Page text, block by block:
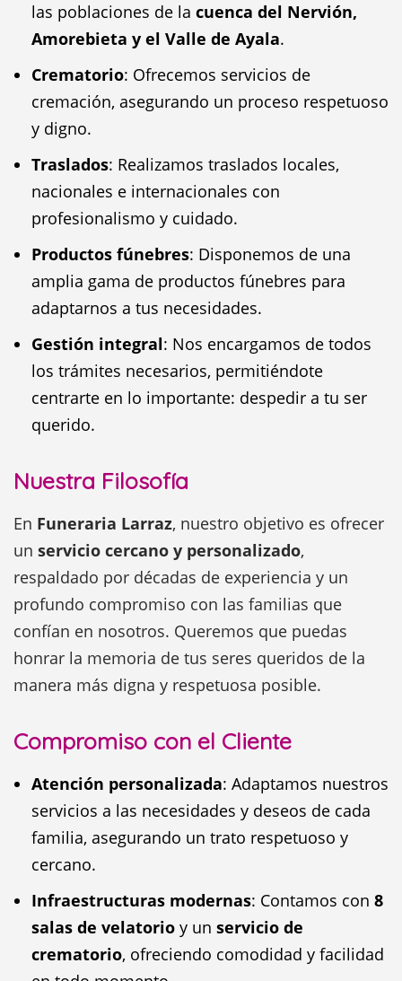
las poblaciones de la cuenca del Nervión,
Amorebieta y el Valle de Ayala.
Crematorio: Ofrecemos servicios de
cremación, asegurando un proceso respetuoso
y digno.
Traslados: Realizamos traslados locales,
nacionales e internacionales con
profesionalismo y cuidado.
Productos fúnebres: Disponemos de una
amplia gama de productos fúnebres para
adaptarnos a tus necesidades.
Gestión integral: Nos encargamos de todos
los trámites necesarios, permitiéndote
centrarte en lo importante: despedir a tu ser
querido.
Nuestra Filosofía
En Funeraria Larraz, nuestro objetivo es ofrecer
un servicio cercano y personalizado,
respaldado por décadas de experiencia y un
profundo compromiso con las familias que
confían en nosotros. Queremos que puedas
honrar la memoria de tus seres queridos de la
manera más digna y respetuosa posible.
Compromiso con el Cliente
Atención personalizada: Adaptamos nuestros
servicios a las necesidades y deseos de cada
familia, asegurando un trato respetuoso y
cercano.
Infraestructuras modernas: Contamos con 8
salas de velatorio y un servicio de
crematorio, ofreciendo comodidad y facilidad